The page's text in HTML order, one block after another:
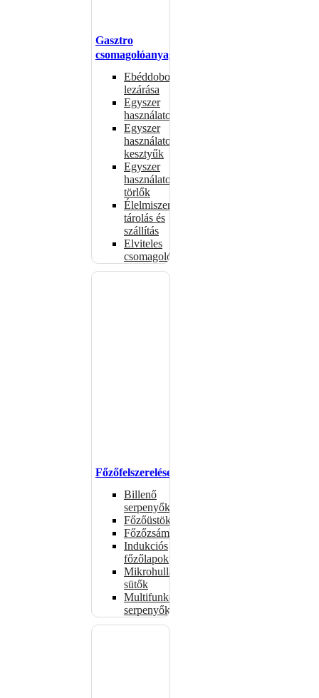
Gasztro
csomagolóanyagok
Ebéddobozok
lezárása
Egyszer
használatos
Egyszer
használatos
kesztyűk
Egyszer
használatos
törlők
Élelmiszer-
tárolás és
szállítás
Elviteles
csomagolóanyagok
Főzőfelszerelések
Billenő
serpenyők
Főzőüstök
Főzőzsámolyok
Indukciós
főzőlapok
Mikrohullámú
sütők
Multifunkciós
serpenyők